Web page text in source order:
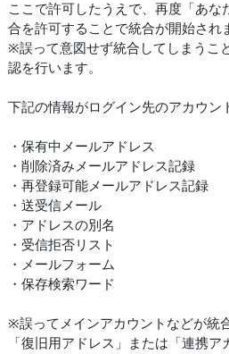
ここで許可したうえで、再度「あな
合を許可することで統合が開始され
※誤って意図せず統合してしまうこ
認を行います。
下記の情報がログイン先のアカウン
・保有中メールアドレス
・削除済みメールアドレス記録
・再登録可能メールアドレス記録
・送受信メール
・アドレスの別名
・受信拒否リスト
・メールフォーム
・保存検索ワード
※誤ってメインアカウントなどが統
「復旧用アドレス」または「連携